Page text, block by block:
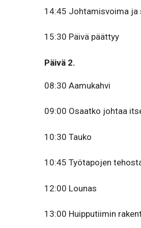
14:45 Johtamisvoima ja
15:30 Päivä päättyy
Päivä 2.
08:30 Aamukahvi
09:00 Osaatko johtaa
10:30 Tauko
10:45 Työtapojen
12:00 Lounas
13:00 Huip­pu­tiimin